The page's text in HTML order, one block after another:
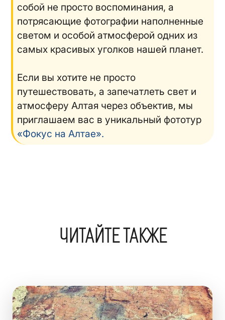
собой не просто воспоминания, а
потрясающие фотографии наполненные
светом и особой атмосферой одних из
самых красивых уголков нашей планет.
Если вы хотите не просто
путешествовать, а запечатлеть свет и
атмосферу Алтая через объектив, мы
приглашаем вас в уникальный фототур
«Фокус на Алтае».
ЧИТАЙТЕ ТАКЖЕ
Изображение для статьи Петроглифы Елангаша: